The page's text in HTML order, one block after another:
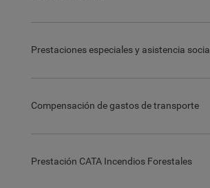
Prestaciones especiales y asistencia social
Compensación de gastos de transporte
Prestación CATA Incendios Forestales